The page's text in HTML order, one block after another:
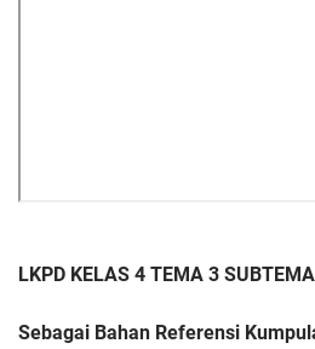
LKPD KELAS 4 TEMA 3
Sebagai Bahan Referensi